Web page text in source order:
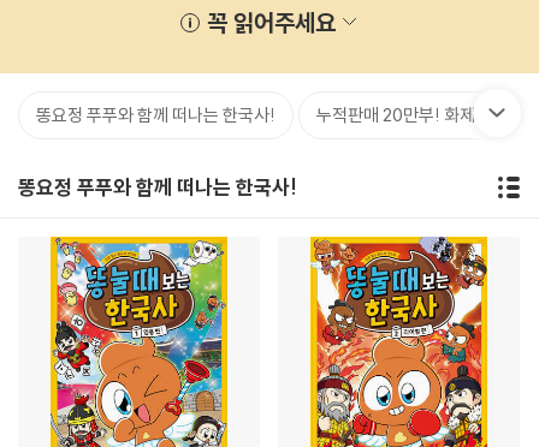
꼭 읽어주세요
똥요정 푸푸와 함께 떠나는 한국사! 누적판매 20만부! 화제의 신문
똥요정 푸푸와 함께 떠나는 한국사!